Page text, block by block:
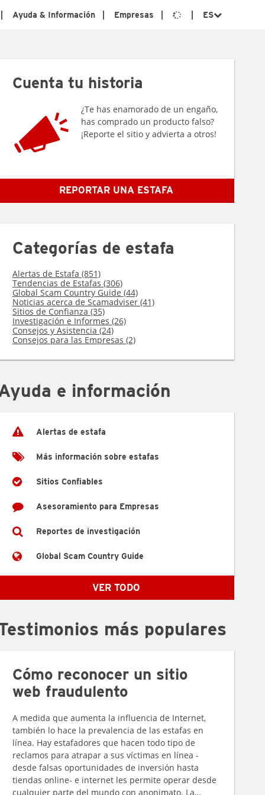
Ayuda & Información Empresas ES
Cuenta tu historia
¿Te has enamorado de un engaño,
has comprado un producto falso?
¡Reporte el sitio y advierta a otros!
REPORTAR UNA ESTAFA
Categorías de estafa
Alertas de Estafa (851)
Tendencias de Estafas (306)
Global Scam Country Guide (44)
Noticias acerca de Scamadviser (41)
Sitios de Confianza (35)
Investigación e Informes (26)
Consejos y Asistencia (24)
Consejos para las Empresas (2)
e información
Alertas de estafa
Más información sobre estafas
Sitios Confiables
Asesoramiento para Empresas
Reportes de investigación
Global Scam Country Guide
VER TODO
más populares
Cómo reconocer un sitio
web fraudulento
A medida que aumenta la influencia de Internet,
también lo hace la prevalencia de las estafas en
línea. Hay estafadores que hacen todo tipo de
reclamos para atrapar a sus víctimas en línea -
desde falsas oportunidades de inversión hasta
tiendas online- e internet les permite operar desde
cualquier parte del mundo con anonimato. La